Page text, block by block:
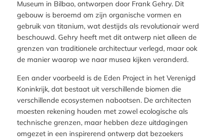
Museum in Bilbao, ontworpen door Frank Gehry. Dit
gebouw is beroemd om zijn organische vormen en
gebruik van titanium, wat destijds als revolutionair werd
beschouwd. Gehry heeft met dit ontwerp niet alleen de
grenzen van traditionele architectuur verlegd, maar ook
de manier waarop we naar musea kijken veranderd.
Een ander voorbeeld is de Eden Project in het Verenigd
Koninkrijk, dat bestaat uit verschillende biomen die
verschillende ecosystemen nabootsen. De architecten
moesten rekening houden met zowel ecologische als
technische grenzen, maar hebben deze uitdagingen
omgezet in een inspirerend ontwerp dat bezoekers